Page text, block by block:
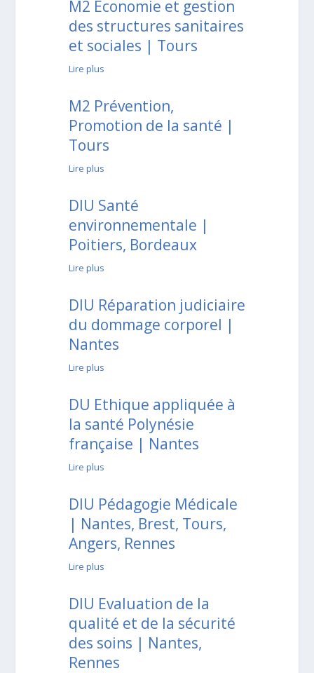
M2 Economie et gestion
des structures sanitaires
et sociales | Tours
Lire plus
M2 Prévention,
Promotion de la santé |
Tours
Lire plus
DIU Santé
environnementale |
Poitiers, Bordeaux
Lire plus
DIU Réparation judiciaire
du dommage corporel |
Nantes
Lire plus
DU Ethique appliquée à
la santé Polynésie
française | Nantes
Lire plus
DIU Pédagogie Médicale
| Nantes, Brest, Tours,
Angers, Rennes
Lire plus
DIU Evaluation de la
qualité et de la sécurité
des soins | Nantes,
Rennes